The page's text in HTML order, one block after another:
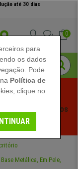
até 30 dias
0
Descontos
Promoção
para
os dados
Pode
Política de
clique no